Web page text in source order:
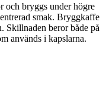
och bryggs under högre
smak. Bryggkaffe
Skillnaden beror både på
används i kapslarna.